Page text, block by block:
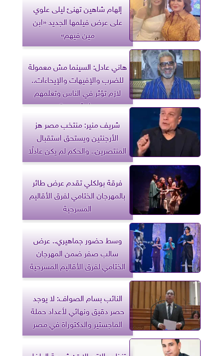
إلهام شاهين تهنئ ليلى علوي
على عرض فيلمها الجديد «ابن
مين فيهم»
هاني عادل: السينما مش معمولة
للضرب والإفيهات والإيحاءات..
لازم تؤثر في الناس وتعلمهم
حاجة جديدة
شريف منير: منتخب مصر هز
الأرجنتين ويستحق استقبال
المنتصرين.. والحكم لم يكن عادلًا
فرقة بولكلي تقدم عرض طائر
بالمهرجان الختامي لفرق الأقاليم
المسرحية
وسط حضور جماهيري.. عرض
سالب صفر ضمن المهرجان
الختامي لفرق الأقاليم المسرحية
النائب بسام الصواف: لا يوجد
حصر دقيق ونهائي لأعداد حملة
الماجستير والدكتوراة في مصر